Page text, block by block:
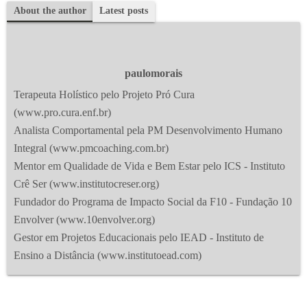
About the author Latest posts
paulomorais
Terapeuta Holístico pelo Projeto Pró Cura
(www.pro.cura.enf.br)
Analista Comportamental pela PM Desenvolvimento Humano
Integral (www.pmcoaching.com.br)
Mentor em Qualidade de Vida e Bem Estar pelo ICS - Instituto
Crê Ser (www.institutocreser.org)
Fundador do Programa de Impacto Social da F10 - Fundação 10
Envolver (www.10envolver.org)
Gestor em Projetos Educacionais pelo IEAD - Instituto de
Ensino a Distância (www.institutoead.com)